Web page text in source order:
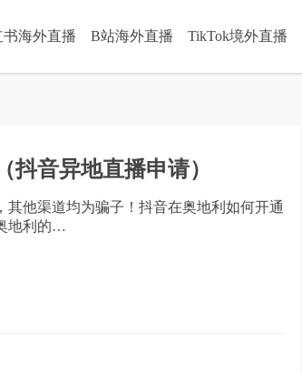
书海外直播 B站海外直播 TikTok境外直播
音异地直播申请）
他渠道均为骗子！抖音在奥地利如何开通
地利的…